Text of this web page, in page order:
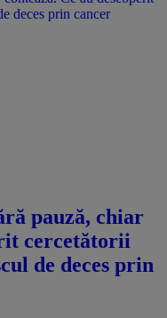
deces prin cancer
pauză, chiar
cercetătorii
de deces prin